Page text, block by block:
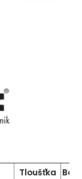
Tloušťka